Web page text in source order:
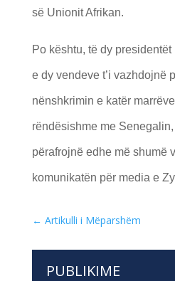
së Unionit Afrikan.
Po kështu, të dy
e dy vendeve t’i vazhdojnë
nënshkrimin e katër
rëndësishme me Senegalin,
përafrojnë edhe më shumë
komunikatën për media e
← Artikulli i Mëparshëm
PUBLIKIME